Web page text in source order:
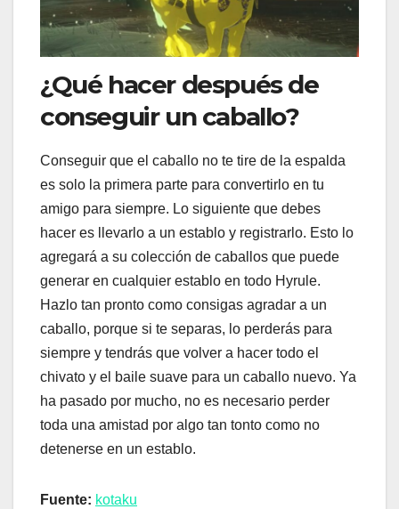
¿Qué hacer después de
conseguir un caballo?
Conseguir que el caballo no te tire de la espalda
es solo la primera parte para convertirlo en tu
amigo para siempre. Lo siguiente que debes
hacer es llevarlo a un establo y registrarlo. Esto lo
agregará a su colección de caballos que puede
generar en cualquier establo en todo Hyrule.
Hazlo tan pronto como consigas agradar a un
caballo, porque si te separas, lo perderás para
siempre y tendrás que volver a hacer todo el
chivato y el baile suave para un caballo nuevo. Ya
ha pasado por mucho, no es necesario perder
toda una amistad por algo tan tonto como no
detenerse en un establo.
Fuente: kotaku